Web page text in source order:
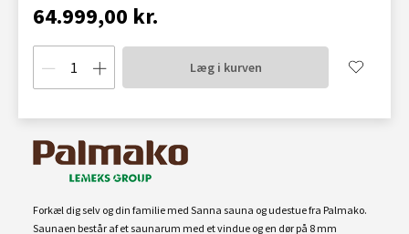
64.999,00 kr.
Læg i kurven
Forkæl dig selv og din familie med Sanna sauna og udestue fra Palmako.
Saunaen består af et saunarum med et vindue og en dør på 8 mm